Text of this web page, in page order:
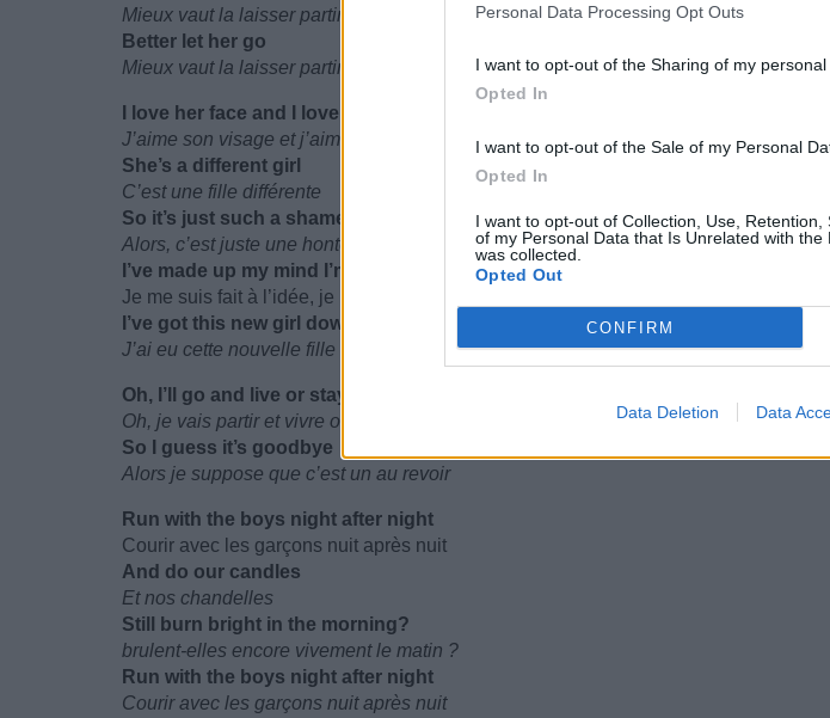
Personal Data Processing Opt Outs
I want to opt-out of the Sharing of my personal
Opted In
I want to opt-out of the Sale of my Personal
Opted In
I want to opt-out of Collection, Use, Retention,
of my Personal Data that Is Unrelated with the
was collected.
Opted Out
CONFIRM
Data Deletion Data
Mieux vaut la laisser partir
Better let her go
Mieux vaut la laisser partir
I love her face and I love her name
J’aime son visage et j’aime son nom
She’s a different girl
C’est une fille différente
So it’s just such a shame
Alors, c’est juste une honte
I’ve made up my mind I’m slippin’ away
Je me suis fait à l’idée, je pars discrètement
I’ve got this new girl down in Harringay
J’ai eu cette nouvelle fille en bas de Harringay
Oh, I’ll go and live or stay and die
Oh, je vais partir et vivre ou rester et mourir
So I guess it’s goodbye
Alors je suppose que c’est un au revoir
Run with the boys night after night
Courir avec les garçons nuit après nuit
And do our candles
Et nos chandelles
Still burn bright in the morning?
brulent-elles encore vivement le matin ?
Run with the boys night after night
Courir avec les garçons nuit après nuit